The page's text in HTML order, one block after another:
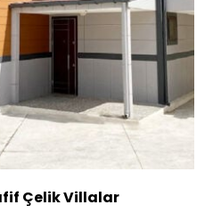
Çelik Villalar